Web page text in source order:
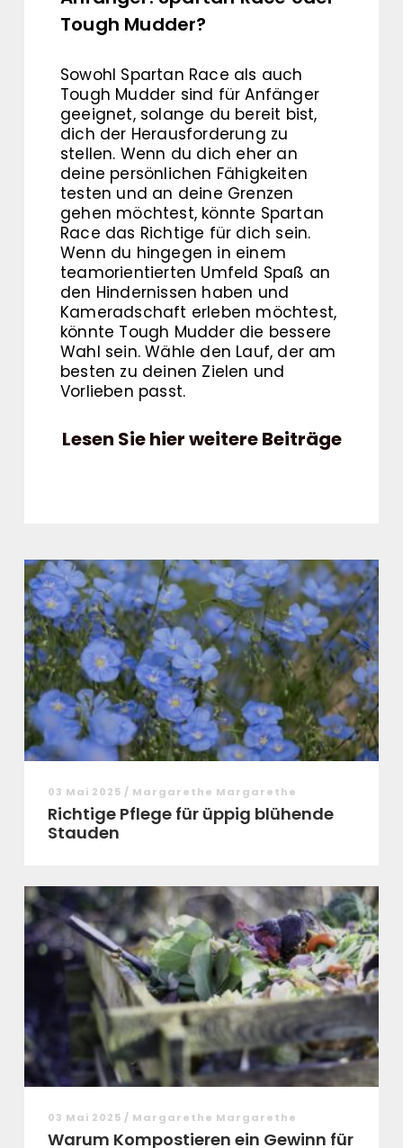
Tough Mudder?
Sowohl Spartan Race als auch
Tough Mudder sind für Anfänger
geeignet, solange du bereit bist,
dich der Herausforderung zu
stellen. Wenn du dich eher an
deine persönlichen Fähigkeiten
testen und an deine Grenzen
gehen möchtest, könnte Spartan
Race das Richtige für dich sein.
Wenn du hingegen in einem
teamorientierten Umfeld Spaß an
den Hindernissen haben und
Kameradschaft erleben möchtest,
könnte Tough Mudder die bessere
Wahl sein. Wähle den Lauf, der am
besten zu deinen Zielen und
Vorlieben passt.
Lesen Sie hier weitere Beiträge
03 Mai 2025 / Margarethe Margarethe
Richtige Pflege für üppig blühende
Stauden
03 Mai 2025 / Margarethe Margarethe
Warum Kompostieren ein Gewinn für